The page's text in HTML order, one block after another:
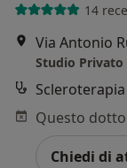
14
Via Antonio
Studio Privato
Scleroterapia
Chiedi di